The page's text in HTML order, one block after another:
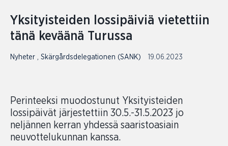
Yksityisteiden lossipäiviä vietettiin
tänä keväänä Turussa
Nyheter , Skärgårdsdelegationen (SANK) 19.06.2023
Perinteeksi muodostunut Yksityisteiden
lossipäivät järjestettiin 30.5.-31.5.2023 jo
neljännen kerran yhdessä saaristoasiain
neuvottelukunnan kanssa.